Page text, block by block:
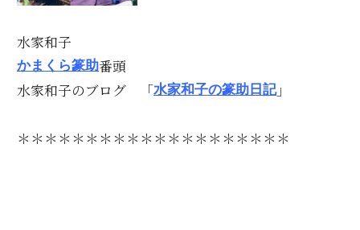
水家和子
かまくら篆助番頭
水家和子のブログ 「水家和子の篆助日記」
＊＊＊＊＊＊＊＊＊＊＊＊＊＊＊＊＊＊＊＊